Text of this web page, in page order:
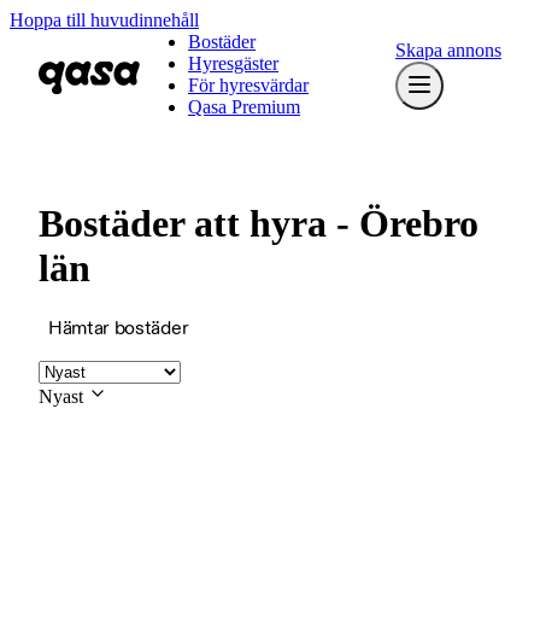
Hoppa till huvudinnehåll
Bostäder
Hyresgäster
För hyresvärdar
Qasa Premium
Skapa annons
Bostäder att hyra - Örebro
län
Hämtar bostäder
Nyast